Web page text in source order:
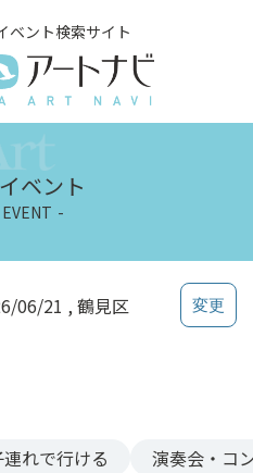
ベント検索サイト
ベント
06/21 鶴見区
連れで行ける 演奏会・コ